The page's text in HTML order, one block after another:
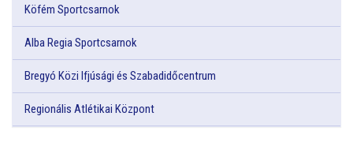
Köfém Sportcsarnok
Alba Regia Sportcsarnok
Bregyó Közi Ifjúsági és Szabadidőcentrum
Regionális Atlétikai Központ